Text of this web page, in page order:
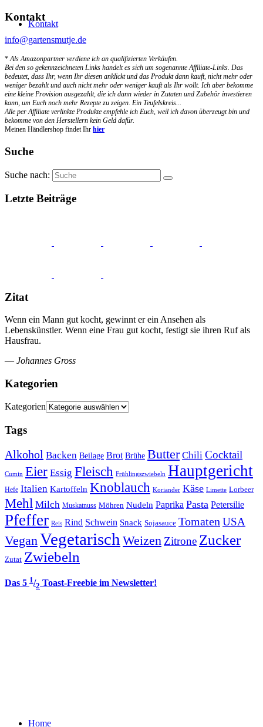
Kontakt
Kontakt
info@gartensmutje.de
*Als Amazonpartner verdiene ich an qualifizierten Verkäufen.
Bei den so gekennzeichneten Links handelt es sich um sogenannte Affiliate-Links. Das
bedeutet, dass Ihr, wenn Ihr diesen anklickt und das Produkt dann kauft, nicht mehr oder
weniger bezahlt und auch nicht mehr oder weniger kauft als Ihr wollt. Ich aber bekomme
eine kleine Provision ausgezahlt, die ich dann wieder in Zutaten und Zubehör investieren
kann, um Euch noch mehr Rezepte zu zeigen. Ein Teufelskreis...
Alle per Affiliate verlinkte Produkte empfehle ich Euch, weil ich davon überzeugt bin und
bekomme von den Herstellern kein Geld dafür.
Meinen Händlershop findet Ihr hier
Suche
Suche nach:
Letzte Beiträge
Zitat
Wenn ein Mann gut kocht, gewinnt er ein Ansehen als
Lebenskünstler. Wenn eine Frau gut kocht, festigt sie ihren Ruf als
Hausfrau.
— Johannes Gross
Kategorien
Kategorien
Tags
Alkohol Backen Beilage Brot Brühe Butter Chili Cocktail
Cumin Eier Essig Fleisch Frühlingszwiebeln Hauptgericht
Hefe Italien Kartoffeln Knoblauch Koriander Käse Limette Lorbeer
Mehl Milch Muskatnuss Möhren Nudeln Paprika Pasta Petersilie
Pfeffer Reis Rind Schwein Snack Sojasauce Tomaten USA
VeganVegetarisch Weizen Zitrone Zucker
Zutat Zwiebeln
Das 5 1/2 Toast-Freebie im Newsletter!
Home